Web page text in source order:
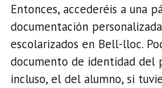
Entonces, accederéis a una
documentación
escolarizados en Bell-lloc.
documento de identidad del
incluso, el del alumno, si